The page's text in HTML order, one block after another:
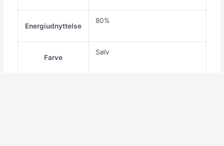
Energiudnyttelse
80%
Farve
Sølv